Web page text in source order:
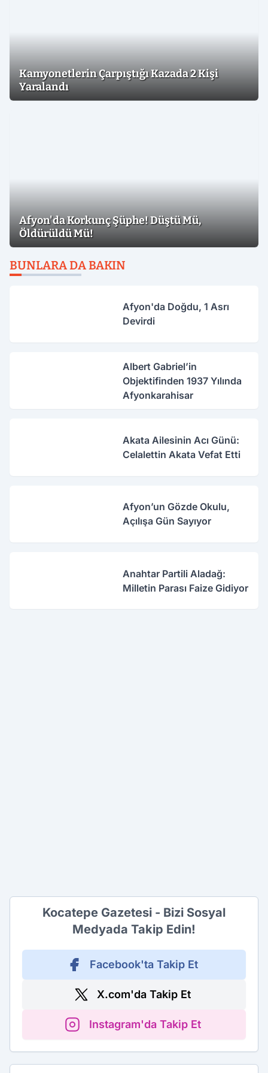
Kamyonetlerin Çarpıştığı Kazada 2 Kişi
Yaralandı
Afyon'da Korkunç Şüphe! Düştü Mü,
Öldürüldü Mü!
BUNLARA DA BAKIN
Afyon'da Doğdu, 1 Asrı
Devirdi
Albert Gabriel’in
Objektifinden 1937 Yılında
Afyonkarahisar
Akata Ailesinin Acı Günü:
Celalettin Akata Vefat Etti
Afyon’un Gözde Okulu,
Açılışa Gün Sayıyor
Anahtar Partili Aladağ:
Milletin Parası Faize Gidiyor
Kocatepe Gazetesi - Bizi Sosyal
Medyada Takip Edin!
Facebook'ta Takip Et
X.com'da Takip Et
Instagram'da Takip Et